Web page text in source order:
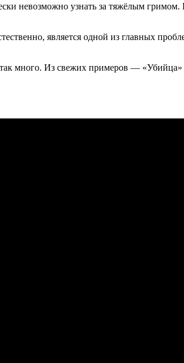
невозможно узнать за тяжёлым
является одной из главных
много. Из свежих примеров —